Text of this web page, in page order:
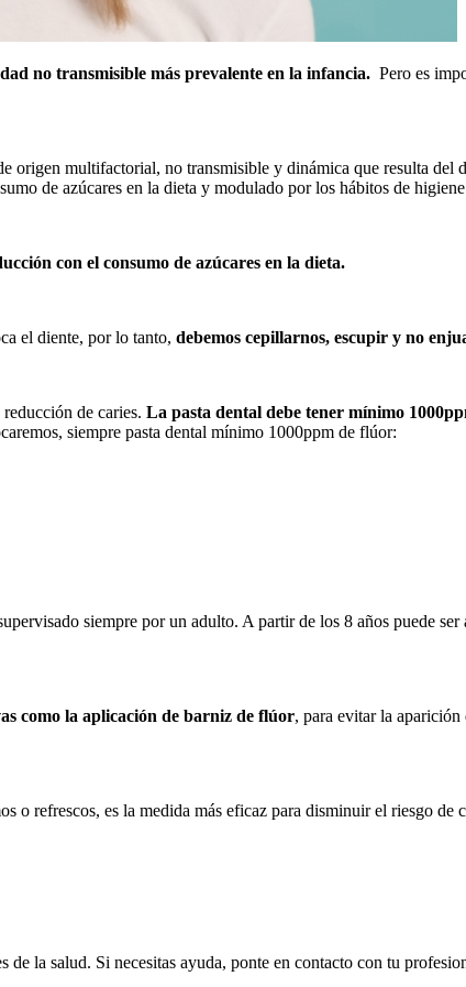
no transmisible más prevalente en la infancia. Pero es
origen multifactorial, no transmisible y dinámica que resulta del
de azúcares en la dieta y modulado por los hábitos de
con el consumo de azúcares en la dieta.
el diente, por lo tanto, debemos cepillarnos, escupir y no
de caries. La pasta dental debe tener mínimo
siempre pasta dental mínimo 1000ppm de flúor:
siempre por un adulto. A partir de los 8 años puede
como la aplicación de barniz de flúor, para evitar la
o refrescos, es la medida más eficaz para disminuir el riesgo de
la salud. Si necesitas ayuda, ponte en contacto con tu